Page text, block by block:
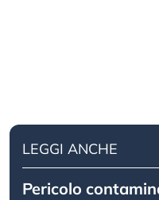
LEGGI ANCHE
Pericolo